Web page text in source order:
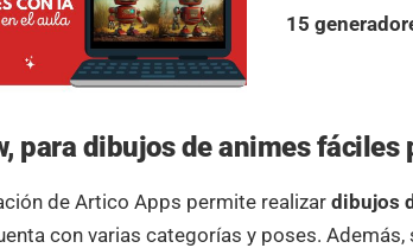
15
para dibujos de animes fáciles
de Artico Apps permite realizardibujos
con varias categorías y poses.